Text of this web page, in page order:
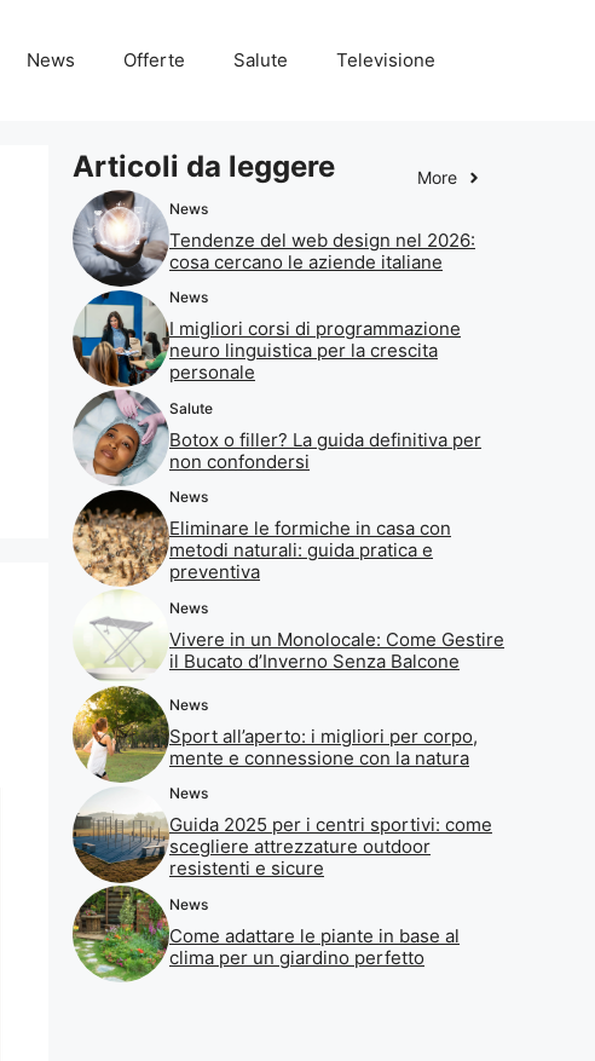
News Offerte Salute Televisione
Articoli da leggere More
News
Tendenze del web design nel 2026:
cosa cercano le aziende italiane
News
I migliori corsi di programmazione
neuro linguistica per la crescita
personale
Salute
Botox o filler? La guida definitiva per
non confondersi
News
Eliminare le formiche in casa con
metodi naturali: guida pratica e
preventiva
News
Vivere in un Monolocale: Come Gestire
il Bucato d’Inverno Senza Balcone
News
Sport all’aperto: i migliori per corpo,
mente e connessione con la natura
News
Guida 2025 per i centri sportivi: come
scegliere attrezzature outdoor
resistenti e sicure
News
Come adattare le piante in base al
clima per un giardino perfetto